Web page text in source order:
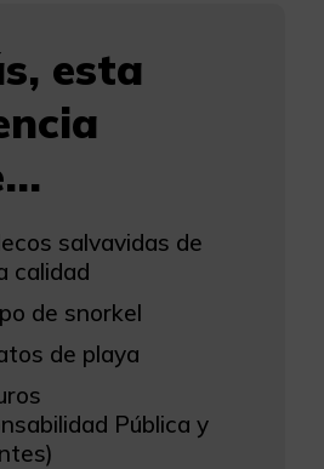
esta
salvavidas de
calidad
de snorkel
de playa
Pública y